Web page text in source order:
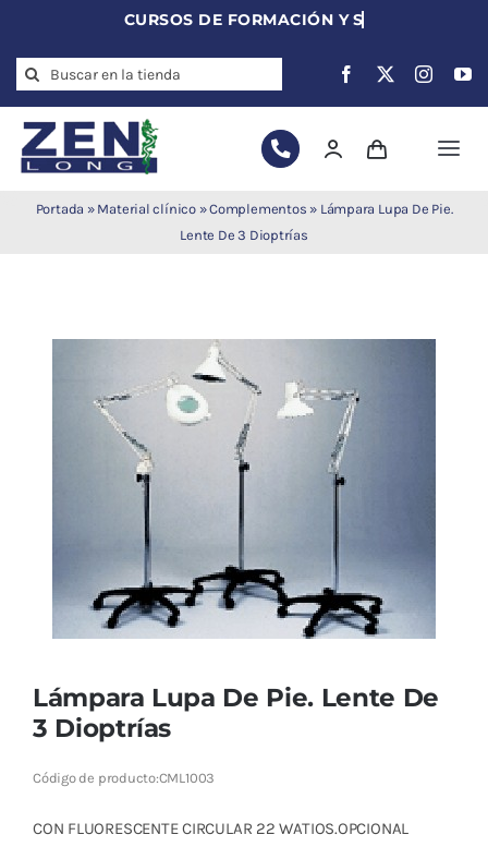
content
Search
for:
Auriculoterapia
Electroacupuntura
Laserpuntura
Magnetoterapia
Terapias
Material
Portada » Material clínico»Complementos » Lámpara Lupa De Pie.
Lente De 3 Dioptrías
Lámpara Lupa De Pie. Lente De
3 Dioptrías
Código de producto:CML1003
CON FLUORESCENTE CIRCULAR 22 WATIOS.OPCIONAL